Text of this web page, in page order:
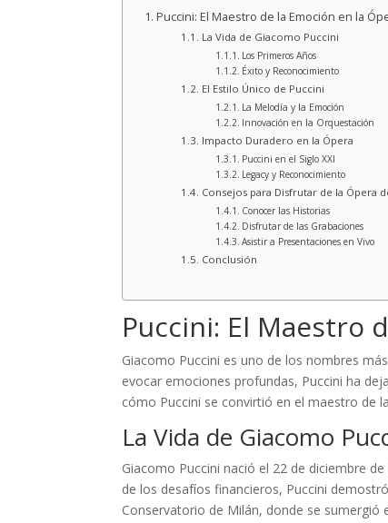
Puccini: El Maestro de la Emoción en la
La Vida de Giacomo Puccini
Los Primeros Años
Éxito y Reconocimiento
El Estilo Único de Puccini
La Melodía y la Emoción
Innovación en la Orquestación
Impacto Duradero en la Ópera
Puccini en el Siglo XXI
Legacy y Reconocimiento
Consejos para Disfrutar de la Ópera
Conocer las Historias
Disfrutar de las Grabaciones
Asistir a Presentaciones en Vivo
Conclusión
Puccini: El Maestro
Giacomo Puccini es uno de los nombres
evocar emociones profundas, Puccini ha
cómo Puccini se convirtió en el maestro de
La Vida de Giacomo
Giacomo Puccini nació el 22 de diciembre
de los desafíos financieros, Puccini
Conservatorio de Milán, donde se sumergió